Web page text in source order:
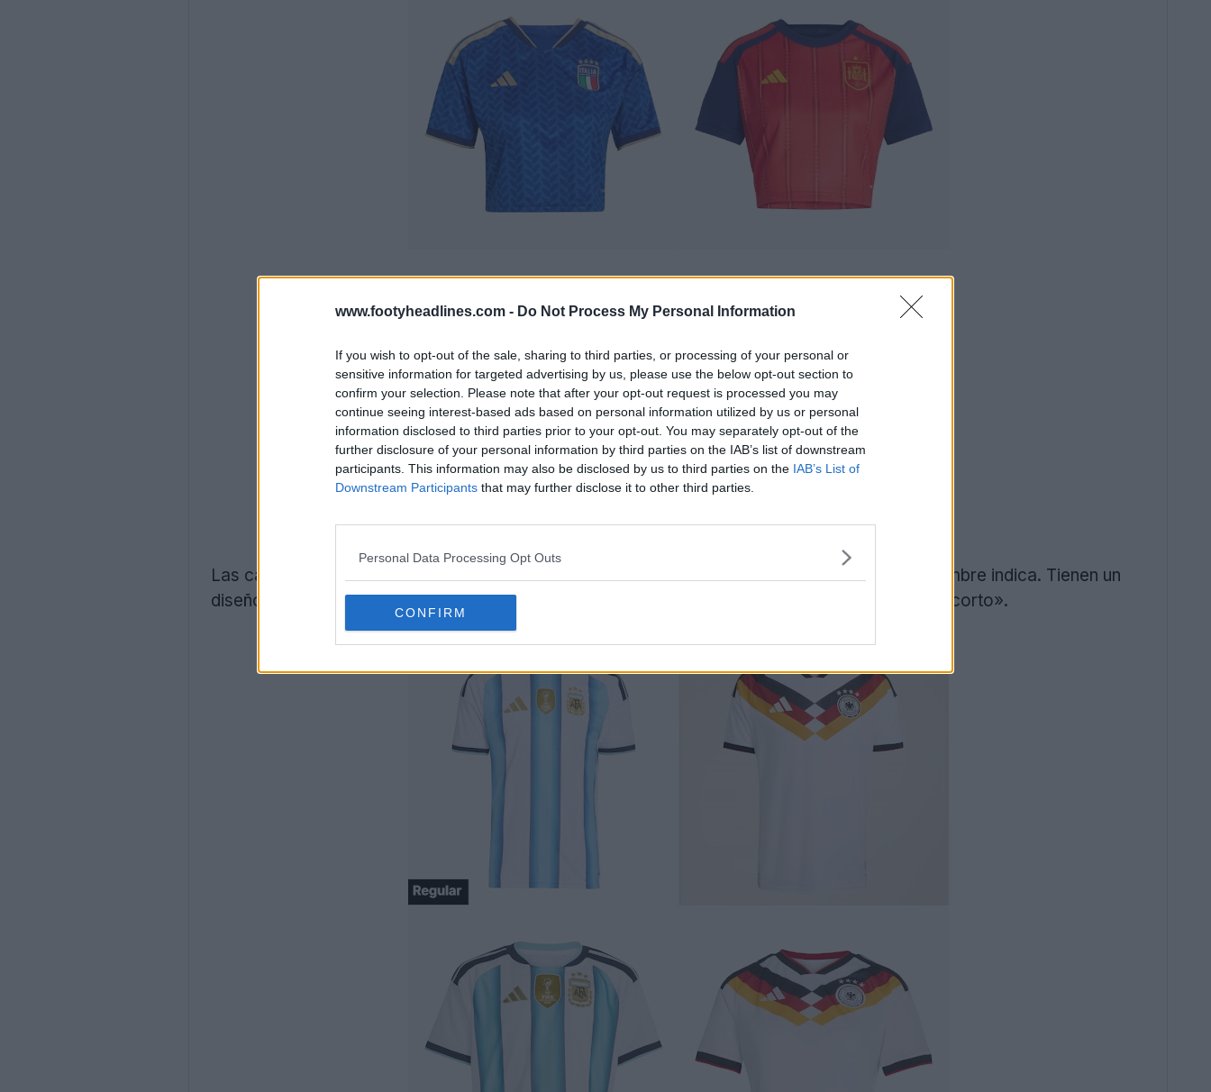
www.footyheadlines.com - Do Not Process My Personal Information
If you wish to opt-out of the sale, sharing to third parties, or processing of your personal or
sensitive information for targeted advertising by us, please use the below opt-out section to
confirm your selection. Please note that after your opt-out request is processed you may
continue seeing interest-based ads based on personal information utilized by us or personal
information disclosed to third parties prior to your opt-out. You may separately opt-out of the
further disclosure of your personal information by third parties on the IAB’s list of downstream
participants. This information may also be disclosed by us to third parties on the IAB’s List of
Downstream Participants that may further disclose it to other third parties.
Personal Data Processing Opt Outs
CONFIRM
Las camisetas cortas de Adidas para la Copa Mundial de 2026 son exactamente lo que su nombre indica. Tienen un
diseño idéntico al de las réplicas estándar, pero son más cortas, con un estilo clásico de «top corto».